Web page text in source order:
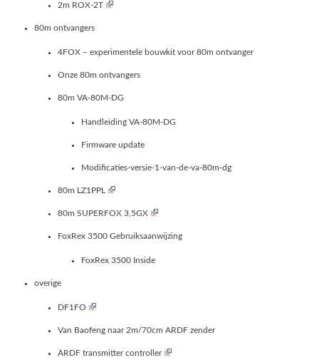
2m ROX-2T
80m ontvangers
4FOX – experimentele bouwkit voor 80m ontvanger
Onze 80m ontvangers
80m VA-80M-DG
Handleiding VA-80M-DG
Firmware update
Modificaties-versie-1-van-de-va-80m-dg
80m LZ1PPL
80m SUPERFOX 3,5GX
FoxRex 3500 Gebruiksaanwijzing
FoxRex 3500 Inside
overige
DF1FO
Van Baofeng naar 2m/70cm ARDF zender
ARDF transmitter controller